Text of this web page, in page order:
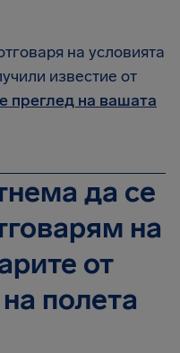
на условията
известие от
преглед на вашата
да се
на
от
полета